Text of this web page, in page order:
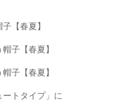
【春夏】
子【春夏】
子【春夏】
トタイプ」に